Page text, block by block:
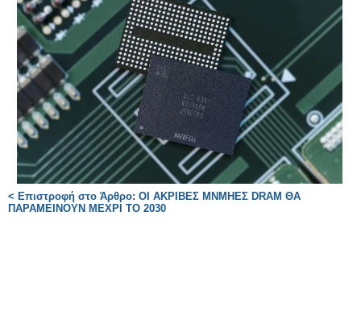
< Επιστροφή στο Άρθρο: ΟΙ ΑΚΡΙΒΕΣ ΜΝΜΗΕΣ DRAM ΘΑ
ΠΑΡΑΜΕΙΝΟΥΝ ΜΕΧΡΙ ΤΟ 2030